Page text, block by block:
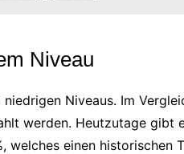
Niveau
Niveaus. Im
werden. Heutzutage gibt
welches einen historischen